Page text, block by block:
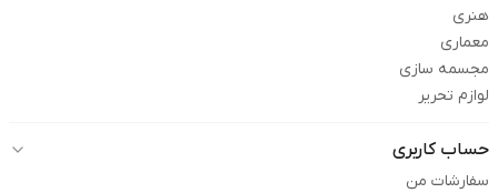
هنری
معماری
مجسمه سازی
لوازم تحریر
حساب کاربری
سفارشات من